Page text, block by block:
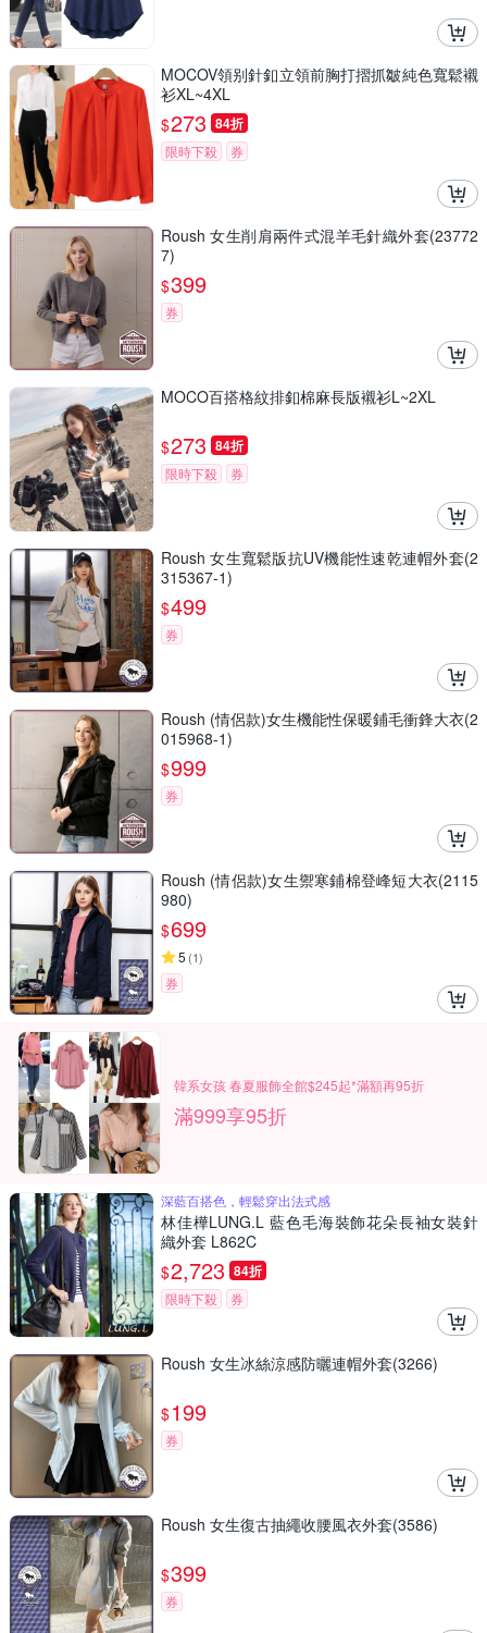
MOCOV領别針釦立領前胸打摺抓皺純色寬鬆襯
衫XL~4XL
$273 84折
限時下殺 券
Roush 女生削肩兩件式混羊毛針織外套(23772
7)
$399
券
MOCO百搭格紋排釦棉麻長版襯衫L~2XL
$273 84折
限時下殺 券
Roush 女生寬鬆版抗UV機能性速乾連帽外套(2
315367-1)
$499
券
Roush (情侶款)女生機能性保暖鋪毛衝鋒大衣(2
015968-1)
$999
券
Roush (情侶款)女生禦寒鋪棉登峰短大衣(2115
980)
$699
5 (1)
券
韓系女孩 春夏服飾全館$245起*滿額再95折
滿999享95折
深藍百搭色，輕鬆穿出法式感
林佳樺LUNG.L 藍色毛海裝飾花朵長袖女裝針
織外套 L862C
$2,723 84折
限時下殺 券
Roush 女生冰絲涼感防曬連帽外套(3266)
$199
券
Roush 女生復古抽繩收腰風衣外套(3586)
$399
券